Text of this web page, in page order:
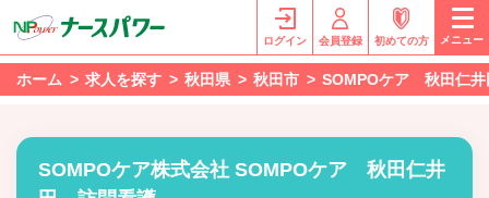
ログイン 会員登録 初めての方 メニュー
ホーム 求人を探す 秋田県 秋田市 SOMPOケア 秋田仁
SOMPOケア株式会社 SOMPOケア 秋田仁井